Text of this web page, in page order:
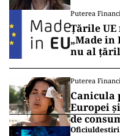
Puterea
Țările
„Made
nu al
Puterea
Canicula
Europei
de